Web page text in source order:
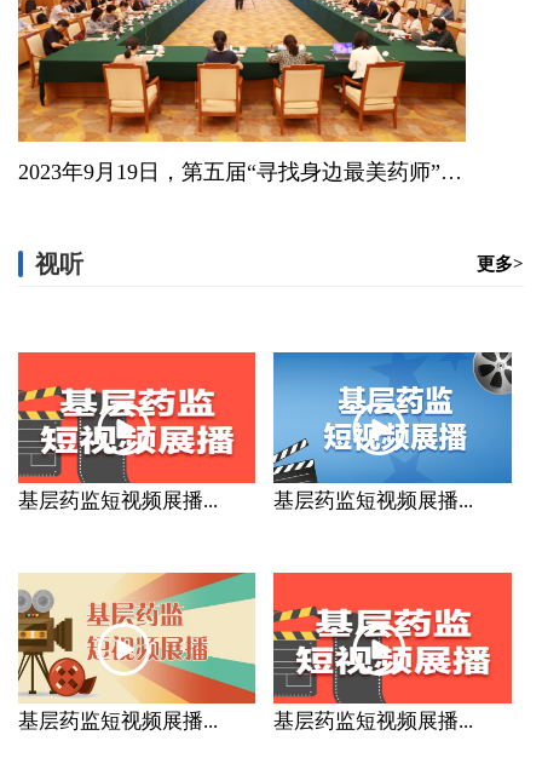
2023年9月19日，第五届“寻找身边最美药师”活动初审会在北京召开。
视听 更多>
基层药监短视频展播... 基层药监短视频展播...
基层药监短视频展播... 基层药监短视频展播...